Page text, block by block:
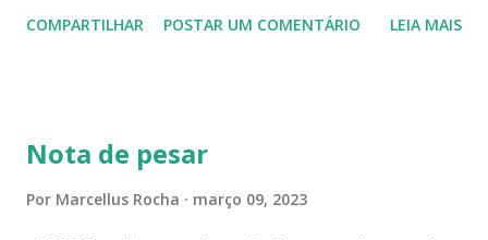
PEIXOTO 1307 ☆CINE IRIS RUA FLORIANO PEIXOTO 1206
☆CINE VIP CLUBE RUA 24 DE MAIO 825 ☆CINE ECLIPSE
COMPARTILHAR POSTAR UM COMENTÁRIO LEIA MAIS
Nota de pesar
Por Marcellus Rocha março 09, 2023